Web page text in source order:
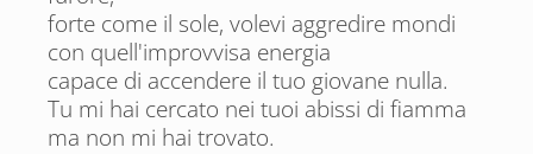
forte come il sole, volevi aggredire mondi
con quell'improvvisa energia
capace di accendere il tuo giovane nulla.
Tu mi hai cercato nei tuoi abissi di fiamma
ma non mi hai trovato.